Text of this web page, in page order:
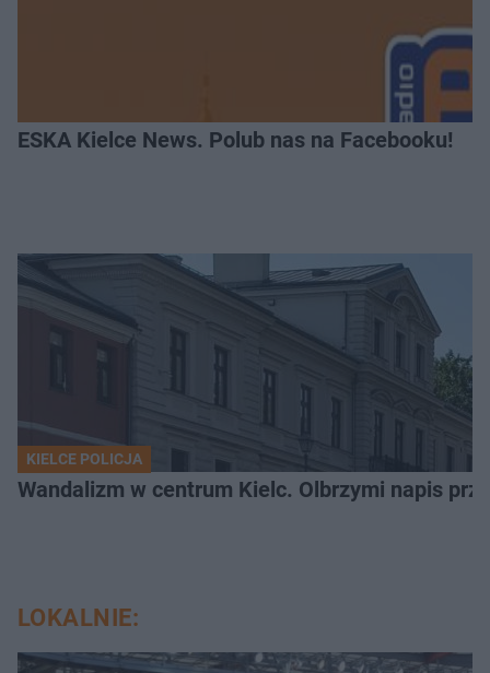
ESKA Kielce News. Polub nas na Facebooku!
KIELCE POLICJA
Wandalizm w centrum Kielc. Olbrzymi napis
LOKALNIE: